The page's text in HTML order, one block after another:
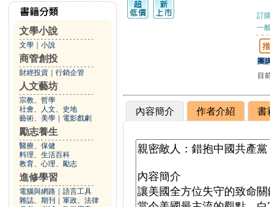
文學小說
文學 小說
商管創投
財經投資 行銷企管
人文藝坊
宗教、哲學
社會、人文、史地
藝術、美學
電影戲劇
勵志養生
醫療、保健
料理、生活百科
教育、心理、勵志
進修學習
電腦與網路
語言工具
雜誌、期刊
軍政、法律
訂
一
團
目
內容簡介 作者介紹 書